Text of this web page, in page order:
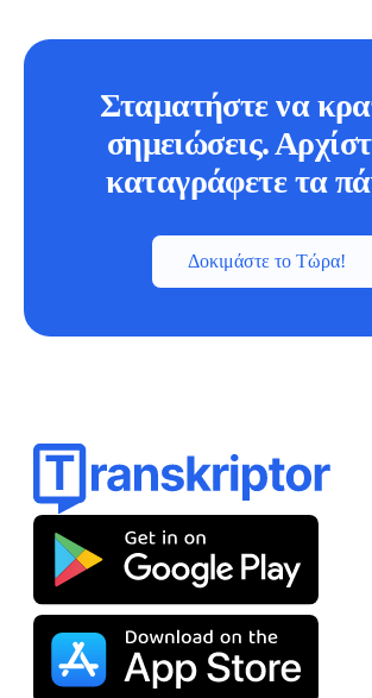
Σταματήστε να
σημειώσεις.
καταγράφετε τα
Δοκιμάστε το Τώρα!